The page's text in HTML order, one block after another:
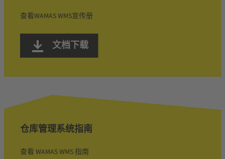
查看WAMAS WMS宣传册
文档下载
仓库管理系统指南
查看 WAMAS WMS 指南